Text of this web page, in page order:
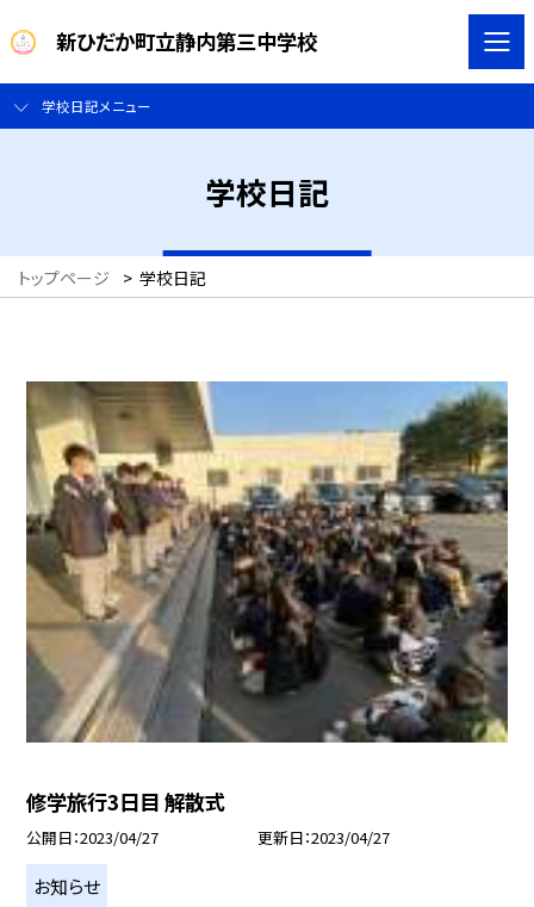
新ひだか町立静内第三中学校
学校日記メニュー
学校日記
トップページ > 学校日記
修学旅行3日目 解散式
公開日 2023/04/27 更新日 2023/04/27
お知らせ